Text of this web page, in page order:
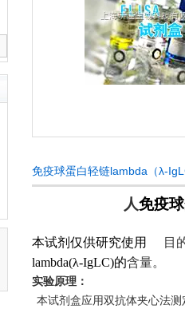
免疫球蛋白轻链lambda（λ-
人免疫
本试剂仅供研究使用
目
lambda(λ-IgLC)的含量。
实验原理 ：
本试剂盒应用双抗体夹心法测